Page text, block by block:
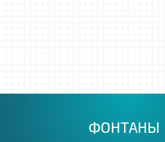
ФОНТАНЫ